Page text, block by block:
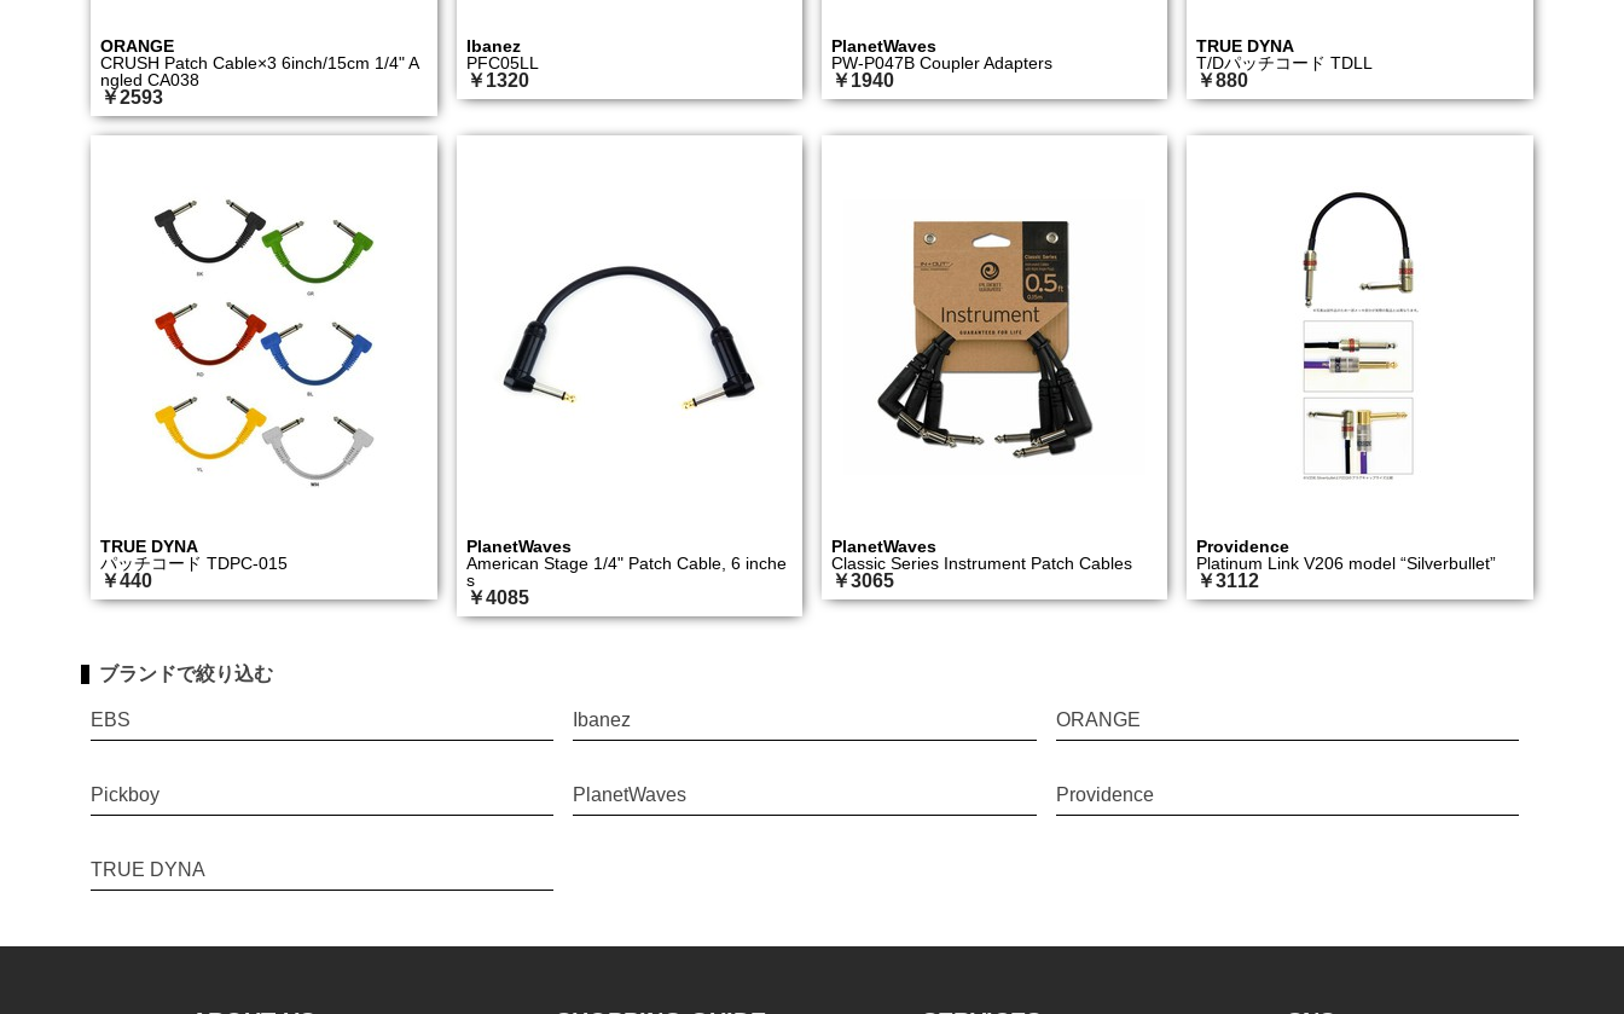
ORANGE
CRUSH Patch Cable×3 6inch/15cm 1/4" A
ngled CA038
￥2593
Ibanez
PFC05LL
￥1320
PlanetWaves
PW-P047B Coupler Adapters
￥1940
TRUE DYNA
T/Dパッチコード TDLL
￥880
TRUE DYNA
パッチコード TDPC-015
￥440
PlanetWaves
American Stage 1/4" Patch Cable, 6 inche
s
￥4085
PlanetWaves
Classic Series Instrument Patch Cables
￥3065
Providence
Platinum Link V206 model “Silverbullet”
￥3112
ブランドで絞り込む
EBS Ibanez ORANGE
Pickboy PlanetWaves Providence
TRUE DYNA